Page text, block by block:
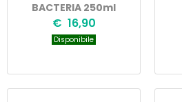
BACTERIA 250ml
€ 16,90
Disponibile